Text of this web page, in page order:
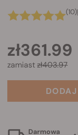
(10)
zł361.99
zamiastzł403.97
Darmowa